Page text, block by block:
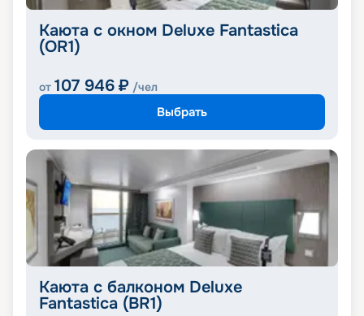
Каюта с окном Deluxe Fantastica
(OR1)
от 107 946 ₽ /чел
Выбрать
Каюта с балконом Deluxe
Fantastica (BR1)